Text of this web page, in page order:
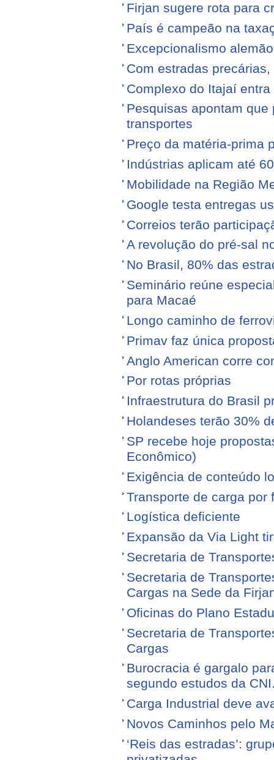
Firjan sugere rota para
País é campeão na
Excepcionalismo alemão
Com estradas
Complexo do Itajaí
Pesquisas apontam
transportes
Preço da matéria-prima
Indústrias aplicam até
Mobilidade na Região
Google testa entregas
Correios terão
A revolução do pré-sal
No Brasil, 80% das
Seminário reúne
para Macaé
Longo caminho de
Primav faz única
Anglo American corre
Por rotas próprias
Infraestrutura do Brasil
Holandeses terão 30%
SP recebe hoje
Econômico)
Exigência de conteúdo
Transporte de carga por
Logística deficiente
Expansão da Via Light
Secretaria de
Secretaria de
Cargas na Sede da
Oficinas do Plano
Secretaria de
Cargas
Burocracia é gargalo
segundo estudos da
Carga Industrial deve
Novos Caminhos pelo
‘Reis das estradas’: